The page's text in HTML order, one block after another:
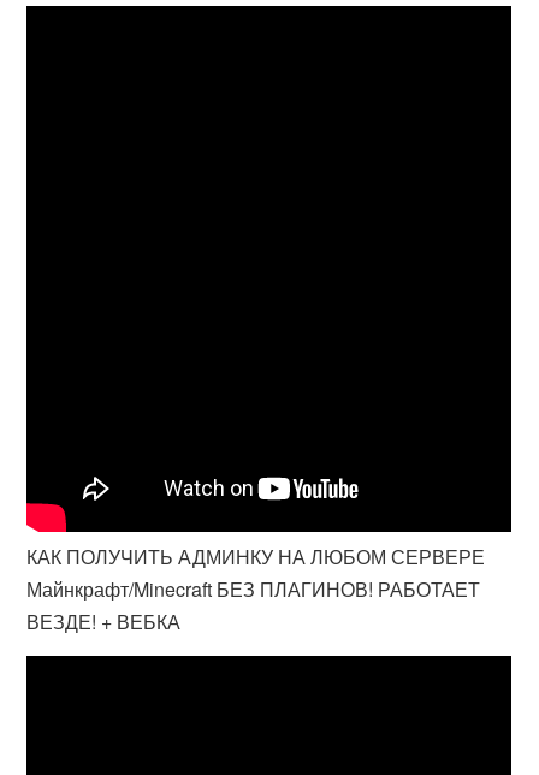
КАК ПОЛУЧИТЬ АДМИНКУ НА ЛЮБОМ СЕРВЕРЕ
Майнкрафт/Minecraft БЕЗ ПЛАГИНОВ! РАБОТАЕТ
ВЕЗДЕ! + ВЕБКА